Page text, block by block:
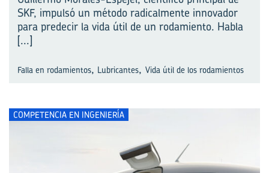
SKF, impulsó un método radicalmente innovador
para predecir la vida útil de un rodamiento. Habla
[...]
Falla en rodamientos, Lubricantes, Vida útil de los rodamientos
COMPETENCIA EN INGENIERÍA